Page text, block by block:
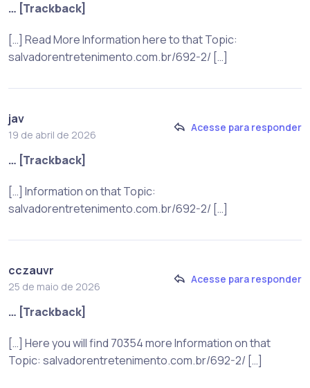
… [Trackback]
[…] Read More Information here to that Topic:
salvadorentretenimento.com.br/692-2/ […]
jav
19 de abril de 2026
Acesse para responder
… [Trackback]
[…] Information on that Topic:
salvadorentretenimento.com.br/692-2/ […]
cczauvr
25 de maio de 2026
Acesse para responder
… [Trackback]
[…] Here you will find 70354 more Information on that
Topic: salvadorentretenimento.com.br/692-2/ […]